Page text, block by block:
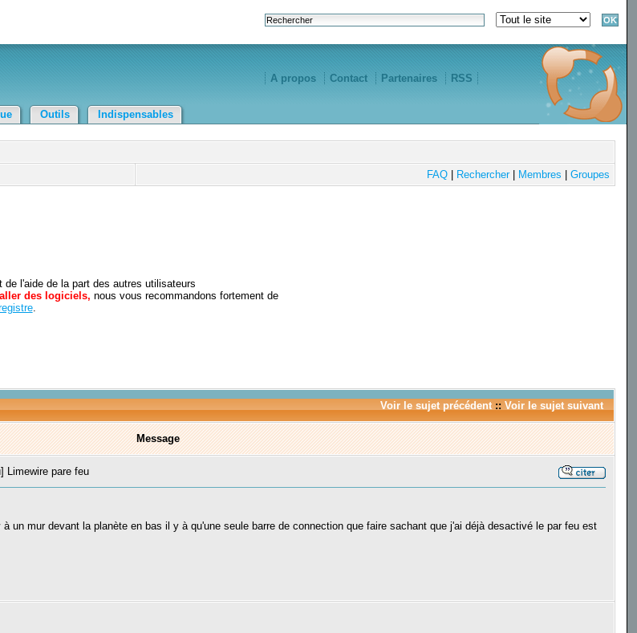
A propos Contact Partenaires RSS
Outils Indispensables
FAQ| Rechercher| Membres Groupes
l'aide de la part des autres utilisateurs
des logiciels, nous vous recommandons fortement de
.
Voir le sujet précédent:: Voir le sujet suivant
Message
Limewire pare feu
un mur devant la planète en bas il y à qu'une seule barre de connection que faire sachant que j'ai déjà desactivé le par feu est